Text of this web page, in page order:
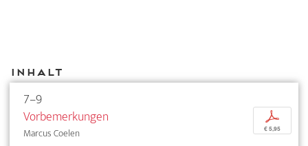
Inhalt
7–9
Vorbemerkungen
Marcus Coelen
p
€ 5,95